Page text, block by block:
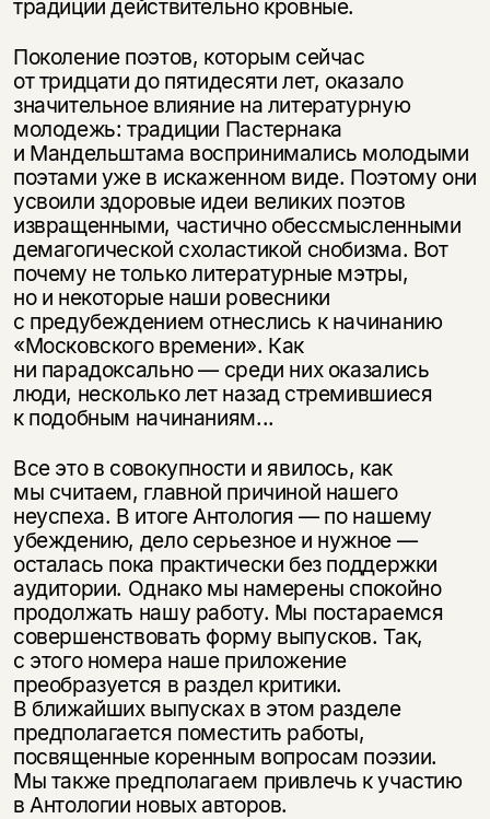
традиции действительно кровные.
Поколение поэтов, которым сейчас
от тридцати до пятидесяти лет, оказало
значительное влияние на литературную
молодежь: традиции Пастернака
и Мандельштама воспринимались молодыми
поэтами уже в искаженном виде. Поэтому они
усвоили здоровые идеи великих поэтов
извращенными, частично обессмысленными
демагогической схоластикой снобизма. Вот
почему не только литературные мэтры,
но и некоторые наши ровесники
с предубеждением отнеслись к начинанию
«Московского времени». Как
ни парадоксально — среди них оказались
люди, несколько лет назад стремившиеся
к подобным начинаниям...
Все это в совокупности и явилось, как
мы считаем, главной причиной нашего
неуспеха. В итоге Антология — по нашему
убеждению, дело серьезное и нужное —
осталась пока практически без поддержки
аудитории. Однако мы намерены спокойно
продолжать нашу работу. Мы постараемся
совершенствовать форму выпусков. Так,
с этого номера наше приложение
преобразуется в раздел критики.
В ближайших выпусках в этом разделе
предполагается поместить работы,
посвященные коренным вопросам поэзии.
Мы также предполагаем привлечь к участию
в Антологии новых авторов.